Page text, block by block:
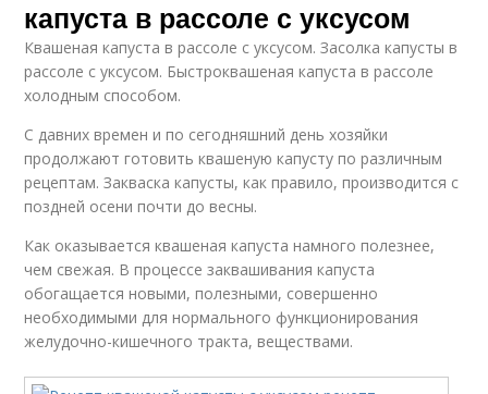
капуста в рассоле с уксусом
Квашеная капуста в рассоле с уксусом. Засолка капусты в
рассоле с уксусом. Быстроквашеная капуста в рассоле
холодным способом.
С давних времен и по сегодняшний день хозяйки
продолжают готовить квашеную капусту по различным
рецептам. Закваска капусты, как правило, производится с
поздней осени почти до весны.
Как оказывается квашеная капуста намного полезнее,
чем свежая. В процессе заквашивания капуста
обогащается новыми, полезными, совершенно
необходимыми для нормального функционирования
желудочно-кишечного тракта, веществами.